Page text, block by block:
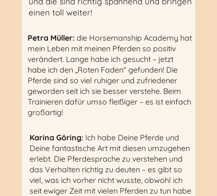
einen toll weiter!
Petra Müller:die Horsemanship Academy hat
mein Leben mit meinen Pferden so positiv
verändert. Lange habe ich gesucht – jetzt
habe ich den „Roten Faden“ gefunden! Die
Pferde sind so viel ruhiger und zufriedener
geworden seit ich sie besser verstehe. Beim
Trainieren dafür umso fleißiger – es ist einfach
großartig!
Karina Göring:Ich habe Deine Pferde und
Deine fantastische Art mit diesen umzugehen
erlebt. Die Pferdesprache zu verstehen und
das Verhalten richtig zu deuten – es gibt so
viel, was ich vorher nicht wusste, obwohl ich
seit ewiger Zeit mit vielen Pferden zu tun habe